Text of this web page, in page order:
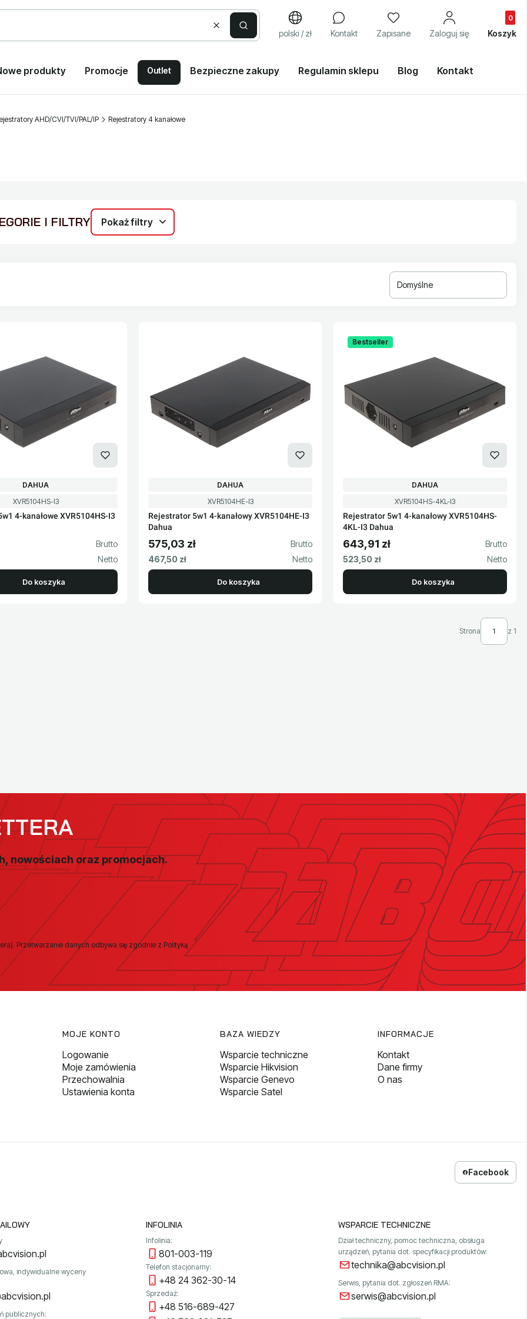
WyczyśćSzukaj polski / zł Kontakt Zapisane Zaloguj się Koszyk
produkty Promocje Outlet Bezpieczne zakupy Regulamin sklepu Blog Kontakt
AHD/CVI/TVI/PAL/IP Rejestratory 4 kanałowe
I FILTRY Pokaż filtry
Domyślne
Kod produktu
XVR5104HS-I3
4-kanałowe XVR5104HS-I3
PRODUCENT
DAHUA
Do koszyka
Kod produktu
XVR5104HE-I3
Rejestrator 5w1 4-kanałowy XVR5104HE-I3
Dahua
PRODUCENT
DAHUA
Cena brutto
575,03 zł
Cena netto
467,50 zł
Do koszyka
Bestseller
Kod produktu
XVR5104HS-4KL-I3
Rejestrator 5w1 4-kanałowy XVR5104HS-
4KL-I3 Dahua
PRODUCENT
DAHUA
Cena brutto
643,91 zł
Cena netto
523,50 zł
Do koszyka
Strona z 1
nowościach oraz promocjach.
Przetwarzanie danych odbywa się zgodnie z Polityką
MOJE KONTO
Logowanie
Moje zamówienia
Przechowalnia
Ustawienia konta
BAZA WIEDZY
Wsparcie techniczne
Wsparcie Hikvision
Wsparcie Genevo
Wsparcie Satel
INFORMACJE
Kontakt
Dane firmy
O nas
Facebook
indywidualne wyceny
publicznych:
INFOLINIA
Infolinia:
801-003-119
Telefon stacjonarny:
+48 24 362-30-14
Sprzedaż:
+48 516-689-427
WSPARCIE TECHNICZNE
Dział techniczny, pomoc techniczna, obsługa
urządzeń, pytania dot. specyfikacji produktów:
technika@abcvision.pl
Serwis, pytania dot. zgłoszeń RMA:
serwis@abcvision.pl